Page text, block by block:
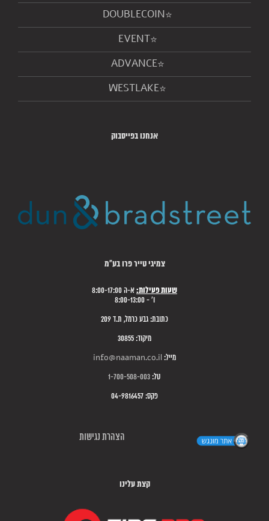
DOUBLECOIN
EVENT
ADVANCE
WESTLAKE
אנחנו בפייסבוק
צמיגי טייר פרו בע"מ
שעות פעילות: א-ה 8:00-17:00
ו' - 8:00-13:00
כתובת: גבע כרמל, ת.ד 209
מיקוד: 30855
מייל: info@naaman.co.il
טל: 1-700-508-003
פקס: 04-9816457
הצהרת נגישות
קצת עלינו